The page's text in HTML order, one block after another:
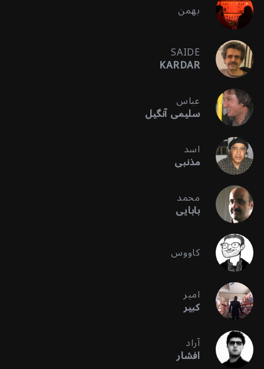
بهمن
SAIDE
KARDAR
عباس
سلیمی آنگیل
اسد
مذنبی
محمد
بابایی
کاووس
امیر
کبیر
آراد
افشار